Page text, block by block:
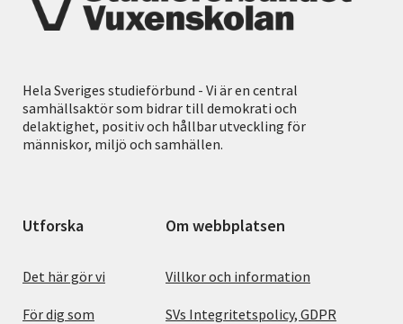
Hela Sveriges studieförbund - Vi är en central
samhällsaktör som bidrar till demokrati och
delaktighet, positiv och hållbar utveckling för
människor, miljö och samhällen.
Utforska
Det här gör vi
För dig som
Om webbplatsen
Villkor och information
SVs Integritetspolicy, GDPR